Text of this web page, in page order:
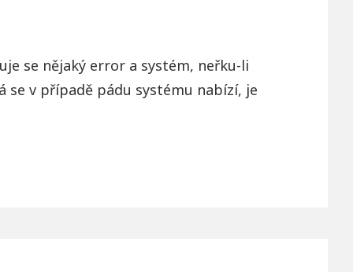
se nějaký error a systém, neřku-li
v případě pádu systému nabízí, je